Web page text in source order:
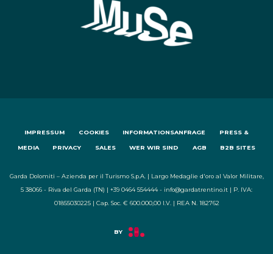
IMPRESSUM COOKIES INFORMATIONSANFRAGE PRESS &
MEDIA PRIVACY SALES WER WIR SIND AGB B2B SITES
Garda Dolomiti – Azienda per il Turismo S.p.A. | Largo Medaglie d'oro al Valor Militare,
5 38066 - Riva del Garda (TN) | +39 0464 554444 - info@gardatrentino.it | P. IVA:
01855030225 | Cap. Soc. € 600.000,00 I.V. | REA N. 182762